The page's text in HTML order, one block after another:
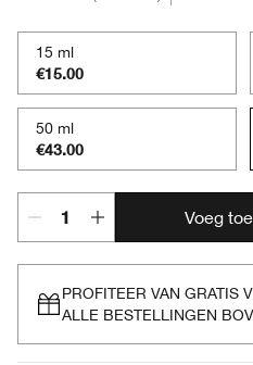
15 ml
€15.00
50 ml
€43.00
Voeg
PROFITEER VAN GRATIS
ALLE BESTELLINGEN